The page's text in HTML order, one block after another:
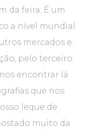
da feira. É um
a nível mundial
mercados e
pelo terceiro
encontrar lá
que nos
leque de
muito da